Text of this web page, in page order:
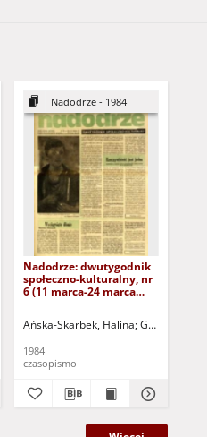
Lucyna Grochomalski, Piotr
Nadodrze - 1984
Nadodrze: dwutygodnik
społeczno-kulturalny, nr
6 (11 marca-24 marca
Ańska-Skarbek, Halina Grabowska,
1984
czasopismo